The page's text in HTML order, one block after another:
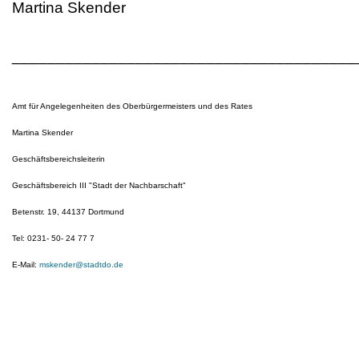
Martina Skender
Amt für Angelegenheiten des Oberbürgermeisters und des Rates
Martina Skender
Geschäftsbereichsleiterin
Geschäftsbereich III "Stadt der Nachbarschaft"
Betenstr. 19, 44137 Dortmund
Tel: 0231- 50- 24 77 7
E-Mail: mskender@stadtdo.de